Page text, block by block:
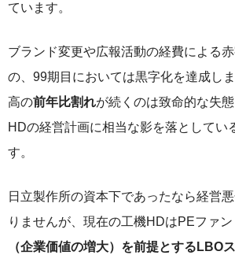
ています。
ブランド変更や広報活動の経費による
の、99期目においては黒字化を達成し
高の前年比割れが続くのは致命的な失
HDの経営計画に相当な影を落としてい
す。
日立製作所の資本下であったなら経営
りませんが、現在の工機HDはPEファン
（企業価値の増大）を前提とするLBO